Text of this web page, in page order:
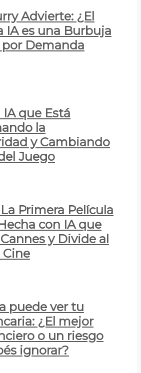
Advierte: ¿El
IA es una Burbuja
Demanda
que Está
la
y Cambiando
Juego
Primera Película
con IA que
y Divide al
puede ver tu
¿El mejor
o un riesgo
ignorar?